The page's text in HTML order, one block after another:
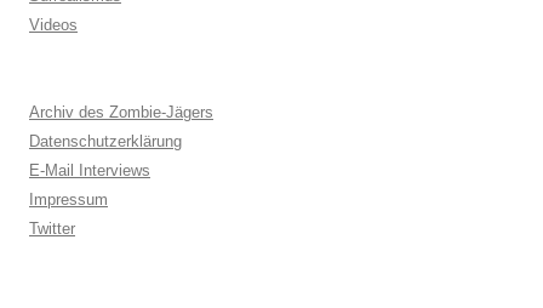
Videos
Archiv des Zombie-Jägers
Datenschutzerklärung
E-Mail Interviews
Impressum
Twitter